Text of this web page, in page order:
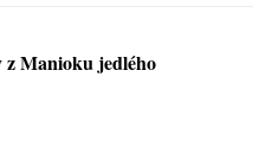
z Manioku jedlého